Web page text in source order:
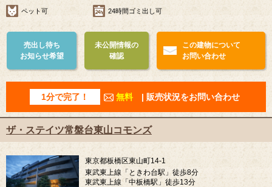
ペット可 24時間ゴミ出し可
売出し待ち
お知らせ希望
未公開情報の
確認
この建物について
お問い合わせ
1分で完了！ 無料 | 販売状況をお問い合わせ
ザ・ステイツ常盤台東山コモンズ
東京都板橋区東山町14-1
東武東上線「ときわ台駅」徒歩8分
東武東上線「中板橋駅」徒歩13分